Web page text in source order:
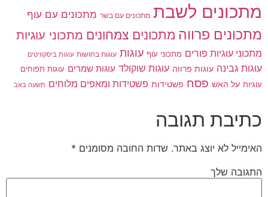
מתכונים לשבת מתכונים עם בשר מתכונים עם עוף
מתכונים פרווה מתכונים צמחונים מתכוני עוגיות
מתכוני עוגיות פורים מתכוני עוף עוגות עוגות בחושות עוגות ביסקוויטים
עוגות גבינה עוגות פרווה עוגות שוקולד עוגות שמרים עוגות תפוחים
עוגיות על האש פסח פשטידות פשטידות ומאפים מלוחים תשעה באב
כתיבת תגובה
האימייל לא יוצג באתר. שדות החובה מסומנים *
התגובה שלך